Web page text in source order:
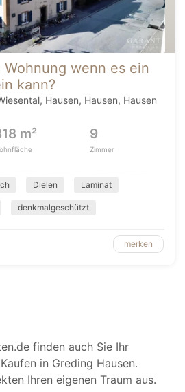
wenn es ein
kann?
Hausen, Hausen, Hausen
m² 9
Zimmer
Dielen Laminat
denkmalgeschützt
merken
finden auch Sie Ihr
in Greding Hausen.
Ihren eigenen Traum aus.